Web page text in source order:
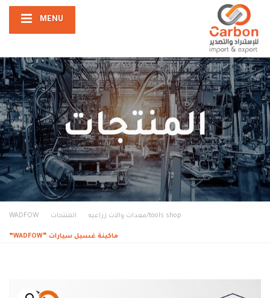
MENU
المنتجات
tools shop/معدات والات زراعيه المنتجات WADFOW
ماكينة غسيل سيارات “WADFOW”